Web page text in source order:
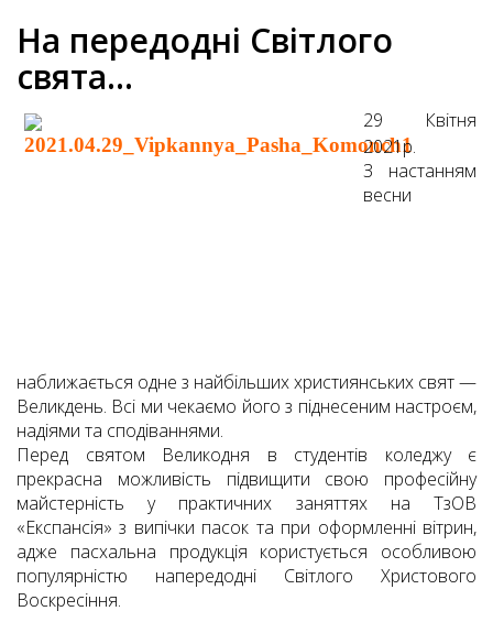
На передодні Світлого
свята…
29 Квітня
2021р.
З настанням
весни
наближається одне з найбільших християнських свят —
Великдень. Всі ми чекаємо його з піднесеним настроєм,
надіями та сподіваннями.
Перед святом Великодня в студентів коледжу є
прекрасна можливість підвищити свою професійну
майстерність у практичних заняттях на ТзОВ
«Експансія» з випічки пасок та при оформленні вітрин,
адже пасхальна продукція користується особливою
популярністю напередодні Світлого Христового
Воскресіння.